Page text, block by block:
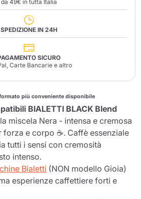
da 49€ in tutta Italia
SPEDIZIONE IN 24H
SICURO
Carte Bancarie e altro
più conveniente disponibile
BIALETTI BLACK Blend
miscela Nera - intensa e cremosa
e corpo ☕. Caffè essenziale
tutti i sensi con cremosità
intenso.
Bialetti (NON modello Gioia)
esperienze caffettiere forti e